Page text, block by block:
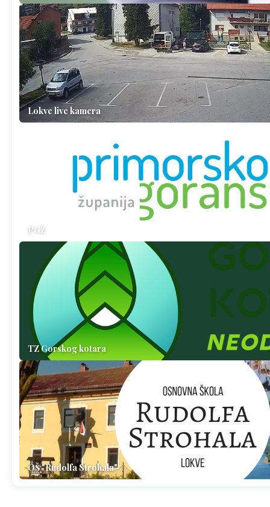
Lokve live kamera
PGŽ
TZ Gorskog kotara
OŠ "Rudolfa Strohala"